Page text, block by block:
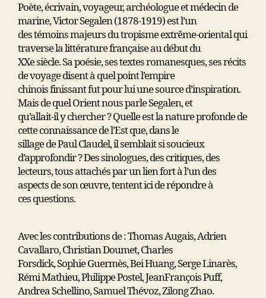
Poète, écrivain, voyageur, archéologue et médecin de
marine, Victor Segalen (1878-1919) est l’un
des témoins majeurs du tropisme extrême-oriental qui
traverse la littérature française au début du
XXe siècle. Sa poésie, ses textes romanesques, ses récits
de voyage disent à quel point l’empire
chinois finissant fut pour lui une source d’inspiration.
Mais de quel Orient nous parle Segalen, et
qu’allait-il y chercher ? Quelle est la nature profonde de
cette connaissance de l’Est que, dans le
sillage de Paul Claudel, il semblait si soucieux
d’approfondir ? Des sinologues, des critiques, des
lecteurs, tous attachés par un lien fort à l’un des
aspects de son œuvre, tentent ici de répondre à
ces questions.
Avec les contributions de : Thomas Augais, Adrien
Cavallaro, Christian Doumet, Charles
Forsdick, Sophie Guermès, Bei Huang, Serge Linarès,
Rémi Mathieu, Philippe Postel, JeanFrançois Puff,
Andrea Schellino, Samuel Thévoz, Zilong Zhao.